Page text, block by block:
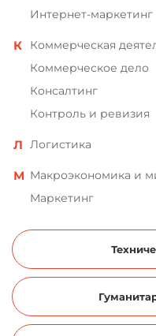
Интернет-маркетинг
Коммерческая
Коммерческое дело
Консалтинг
Контроль и ревизия
Логистика
Макроэкономика и
Маркетинг
финансовой
Международные
Менеджмент
Методика
Мировая экономика